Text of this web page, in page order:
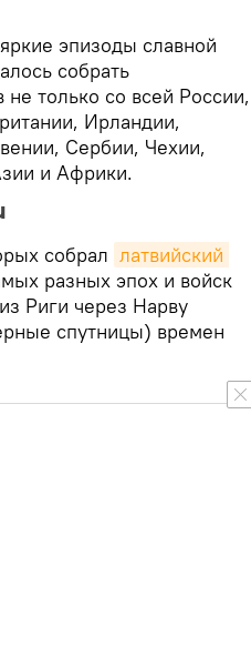
эпизоды славной
собрать
только со всей России,
Ирландии,
Сербии, Чехии,
и Африки.
собрал латвийский
разных эпох и войск
Риги через Нарву
спутницы) времен